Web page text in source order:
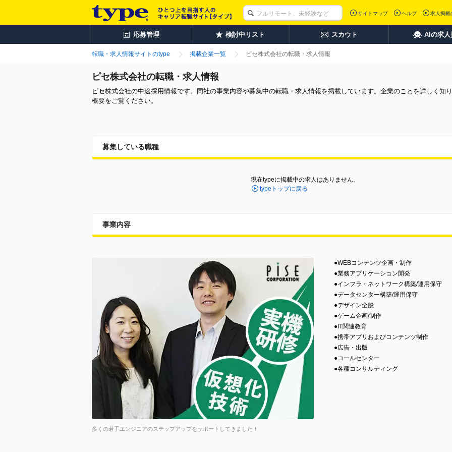
サイトマップ ヘルプ 求人掲載
応募管理 検討中リスト スカウト AIの求人
転職・求人情報サイトのtype 掲載企業一覧 ピセ株式会社の転職・求人情報
ピセ株式会社の転職・求人情報
ピセ株式会社の中途採用情報です。同社の事業内容や募集中の転職・求人情報を掲載しています。企業のことを詳しく知
概要をご覧ください。
募集している職種
現在typeに掲載中の求人はありません。
typeトップに戻る
事業内容
多くの若手エンジニアのステップアップをサポートしてきました！
●WEBコンテンツ企画・制作
●業務アプリケーション開発
●インフラ・ネットワーク構築/運用保守
●データセンター構築/運用保守
●デザイン全般
●ゲーム企画/制作
●IT関連教育
●携帯アプリおよびコンテンツ制作
●広告・出版
●コールセンター
●各種コンサルティング